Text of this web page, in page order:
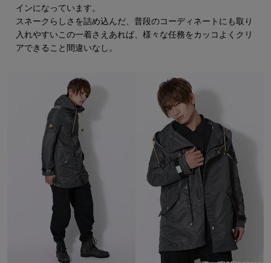
インになっています。
スネークらしさを詰め込んだ、普段のコーディネートにも取り
入れやすいこの一着さえあれば、様々な任務をカッコよくクリ
アできること間違いなし。